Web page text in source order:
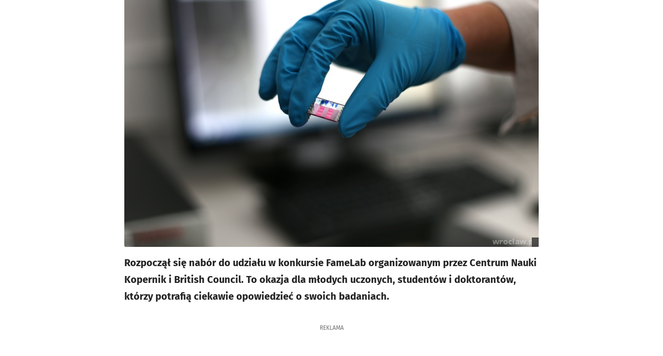
Rozpoczął się nabór do udziału w konkursie FameLab organizowanym przez Centrum Nauki
Kopernik i British Council. To okazja dla młodych uczonych, studentów i doktorantów,
którzy potrafią ciekawie opowiedzieć o swoich badaniach.
REKLAMA